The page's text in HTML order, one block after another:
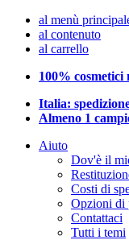
al menù
al contenuto
al carrello
100%
Italia:
Almeno 1
Aiuto
Dov'è il
Costi di
Opzioni di
Contattaci
Tutti i temi